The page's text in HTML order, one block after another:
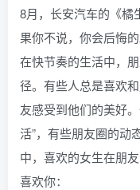
8月，长安汽车的《橘
果你不说，你会后悔
在快节奏的生活中，
径。有些人总是喜欢
友感受到他们的美好
活”，有些朋友圈的动
中，喜欢的女生在朋
喜欢你：